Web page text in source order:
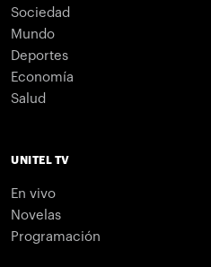
Sociedad
Mundo
Deportes
Economía
Salud
UNITEL TV
En vivo
Novelas
Programación